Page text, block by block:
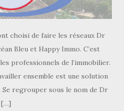
choisi de faire les réseaux Dr
Bleu et Happy Immo. C’est
professionnels de l’immobilier.
ensemble est une solution
regrouper sous le nom de Dr
[…]